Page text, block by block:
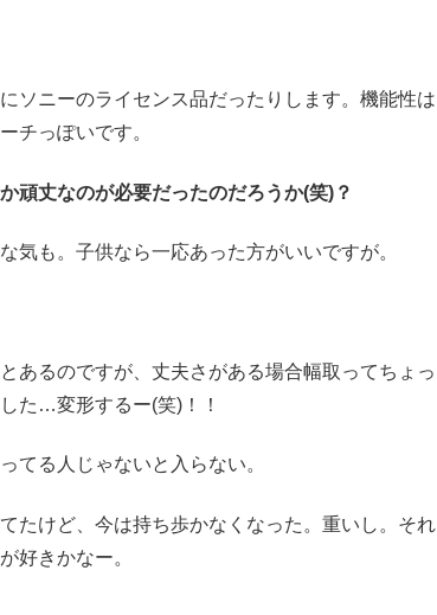
ソニーのライセンス品だったりします。機能性は
チっぽいです。
頑丈なのが必要だったのだろうか(笑)？
気も。子供なら一応あった方がいいですが。
あるのですが、丈夫さがある場合幅取ってちょっ
た…変形するー(笑)！！
てる人じゃないと入らない。
たけど、今は持ち歩かなくなった。重いし。それ
好きかなー。